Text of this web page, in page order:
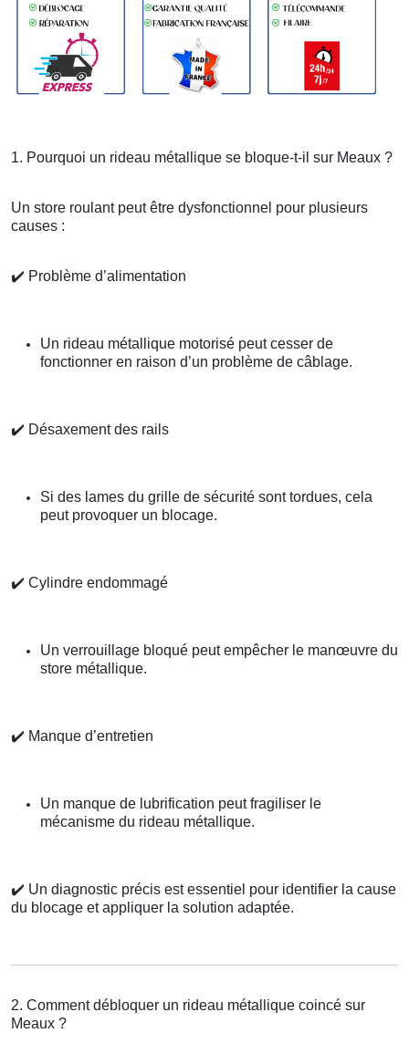
1. Pourquoi un rideau métallique se bloque-t-il sur Meaux ?
Un store roulant peut être dysfonctionnel pour plusieurs
causes :
✔️ Problème d’alimentation
Un rideau métallique motorisé peut cesser de
fonctionner en raison d’un problème de câblage.
✔️ Désaxement des rails
Si des lames du grille de sécurité sont tordues, cela
peut provoquer un blocage.
✔️ Cylindre endommagé
Un verrouillage bloqué peut empêcher le manœuvre du
store métallique.
✔️ Manque d’entretien
Un manque de lubrification peut fragiliser le
mécanisme du rideau métallique.
✔️ Un diagnostic précis est essentiel pour identifier la cause
du blocage et appliquer la solution adaptée.
2. Comment débloquer un rideau métallique coincé sur
Meaux ?